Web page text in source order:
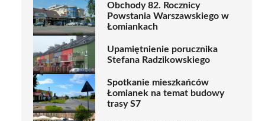
Obchody 82. Rocznicy
Powstania Warszawskiego w
Łomiankach
Upamiętnienie porucznika
Stefana Radzikowskiego
Spotkanie mieszkańców
Łomianek na temat budowy
trasy S7